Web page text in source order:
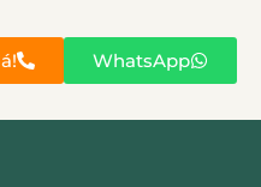
WhatsApp